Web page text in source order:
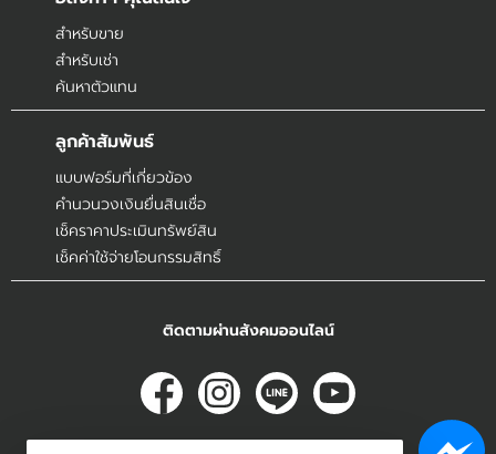
สำหรับขาย
สำหรับเช่า
ค้นหาตัวแทน
ลูกค้าสัมพันธ์
แบบฟอร์มที่เกี่ยวข้อง
คำนวนวงเงินยื่นสินเชื่อ
เช็คราคาประเมินทรัพย์สิน
เช็คค่าใช้จ่ายโอนกรรมสิทธิ์
ติดตามผ่านสังคมออนไลน์